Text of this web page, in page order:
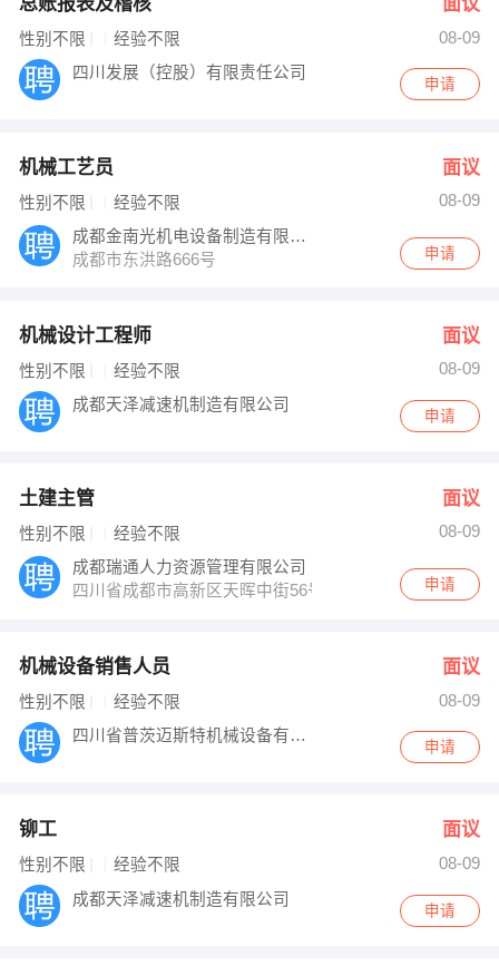
性别不限 经验不限
08-09
四川发展（控股）有限责任公司
申请
机械工艺员 面议
性别不限 经验不限
08-09
成都金南光机电设备制造有限公司
成都市东洪路666号
申请
机械设计工程师 面议
性别不限 经验不限
08-09
成都天泽减速机制造有限公司
申请
土建主管 面议
性别不限 经验不限
08-09
成都瑞通人力资源管理有限公司
四川省成都市高新区天晖中街56号12层1226号
申请
机械设备销售人员 面议
性别不限 经验不限
08-09
四川省普茨迈斯特机械设备有限公司
申请
铆工 面议
性别不限 经验不限
08-09
成都天泽减速机制造有限公司
申请